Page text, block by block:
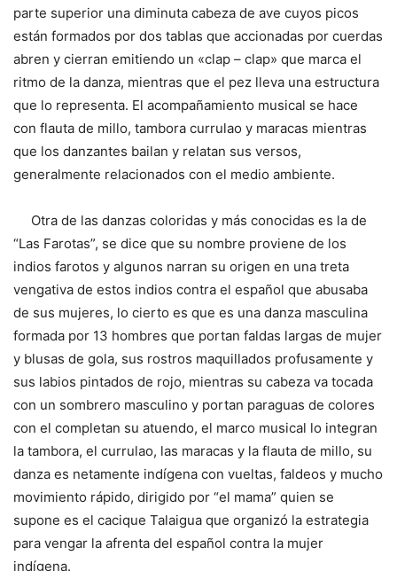
parte superior una diminuta cabeza de ave cuyos picos
están formados por dos tablas que accionadas por cuerdas
abren y cierran emitiendo un «clap – clap» que marca el
ritmo de la danza, mientras que el pez lleva una estructura
que lo representa. El acompañamiento musical se hace
con flauta de millo, tambora currulao y maracas mientras
que los danzantes bailan y relatan sus versos,
generalmente relacionados con el medio ambiente.
Otra de las danzas coloridas y más conocidas es la de
“Las Farotas”, se dice que su nombre proviene de los
indios farotos y algunos narran su origen en una treta
vengativa de estos indios contra el español que abusaba
de sus mujeres, lo cierto es que es una danza masculina
formada por 13 hombres que portan faldas largas de mujer
y blusas de gola, sus rostros maquillados profusamente y
sus labios pintados de rojo, mientras su cabeza va tocada
con un sombrero masculino y portan paraguas de colores
con el completan su atuendo, el marco musical lo integran
la tambora, el currulao, las maracas y la flauta de millo, su
danza es netamente indígena con vueltas, faldeos y mucho
movimiento rápido, dirigido por “el mama” quien se
supone es el cacique Talaigua que organizó la estrategia
para vengar la afrenta del español contra la mujer
indígena.